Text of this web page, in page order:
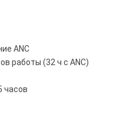
ANC
работы (32 ч с ANC)
часов